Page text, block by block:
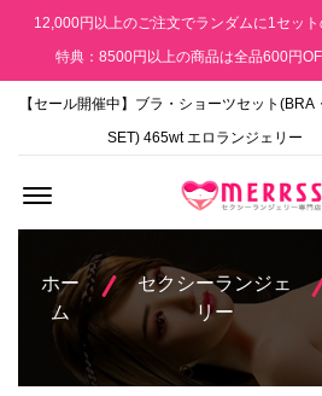
12,000円以上のご注文でランダムに1セッ
特典：8500円以上の商品は全品600円
【セール開催中】ブラ・ショーツセット(BRA
SET) 465wt エロランジェリー
ホー
ム
セクシーランジェ
リー